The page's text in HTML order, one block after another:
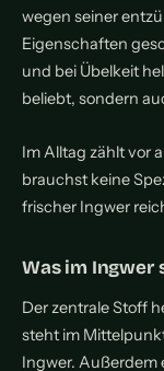
wegen seiner
Eigenschaften
und bei Übelkeit
beliebt, sondern
Im Alltag zählt vor
brauchst keine
frischer Ingwer
Was im Ingwer
Der zentrale Stoff
steht im
Ingwer. Außerdem